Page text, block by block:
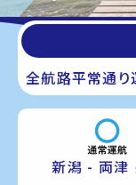
全航路平常通り
新潟 - 両津